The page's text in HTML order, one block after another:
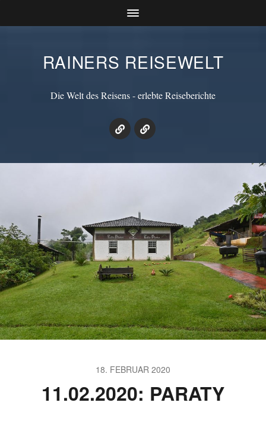
RAINERS REISEWELT
Die Welt des Reisens - erlebte Reiseberichte
18. FEBRUAR 2020
11.02.2020: PARATY